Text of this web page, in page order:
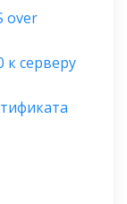
over
к серверу